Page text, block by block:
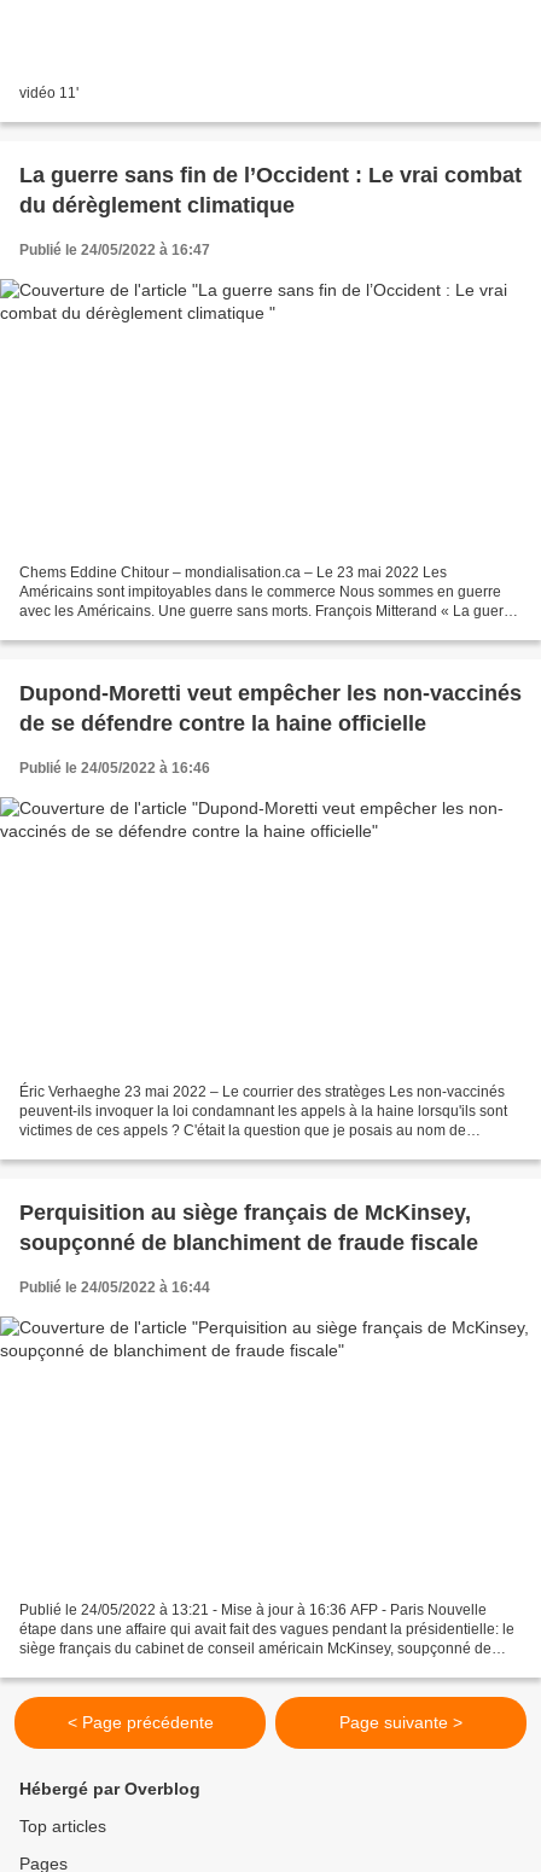
vidéo 11'
La guerre sans fin de l’Occident : Le vrai combat
du dérèglement climatique
Publié le 24/05/2022 à 16:47
Chems Eddine Chitour – mondialisation.ca – Le 23 mai 2022 Les
Américains sont impitoyables dans le commerce Nous sommes en guerre
avec les Américains. Une guerre sans morts. François Mitterand « La guerre
Dupond-Moretti veut empêcher les non-vaccinés
de se défendre contre la haine officielle
Publié le 24/05/2022 à 16:46
Éric Verhaeghe 23 mai 2022 – Le courrier des stratèges Les non-vaccinés
peuvent-ils invoquer la loi condamnant les appels à la haine lorsqu'ils sont
victimes de ces appels ? C'était la question que je posais au nom de
Perquisition au siège français de McKinsey,
soupçonné de blanchiment de fraude fiscale
Publié le 24/05/2022 à 16:44
Publié le 24/05/2022 à 13:21 - Mise à jour à 16:36 AFP - Paris Nouvelle
étape dans une affaire qui avait fait des vagues pendant la présidentielle: le
siège français du cabinet de conseil américain McKinsey, soupçonné de
< Page précédente Page suivante >
Hébergé par Overblog
Top articles
Pages